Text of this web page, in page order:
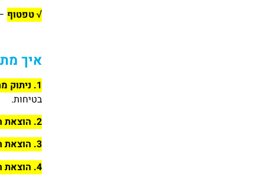
√ טפטוף
איך
1. ניתוק מהחשמל
בטיחות.
2. הוצאת המניפה
3. הוצאת המכסה
4. הוצאת הפילטרים